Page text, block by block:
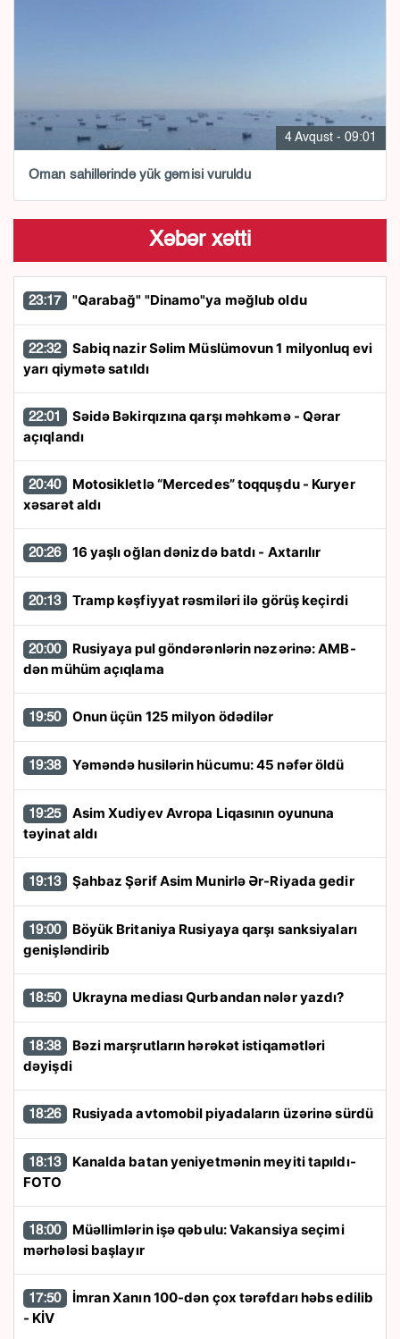
4 Avqust - 09:01
Oman sahillərində yük gəmisi vuruldu
Xəbər xətti
23:17 "Qarabağ" "Dinamo"ya məğlub oldu
22:32
yarı qiymətə satıldı
22:01
açıqlandı
20:40
xəsarət aldı
20:26 16 yaşlı oğlan dənizdə batdı - Axtarılır
20:13 Tramp kəşfiyyat rəsmiləri ilə görüş keçirdi
20:00
dən mühüm açıqlama
19:50 Onun üçün 125 milyon ödədilər
19:38 Yəməndə husilərin hücumu: 45 nəfər öldü
19:25
təyinat aldı
19:13 Şahbaz Şərif Asim Munirlə Ər-Riyada gedir
19:00
genişləndirib
18:50 Ukrayna mediası Qurbandan nələr yazdı?
18:38
dəyişdi
18:26 Rusiyada avtomobil piyadaların üzərinə sürdü
18:13
FOTO
18:00
mərhələsi başlayır
17:50
- KİV